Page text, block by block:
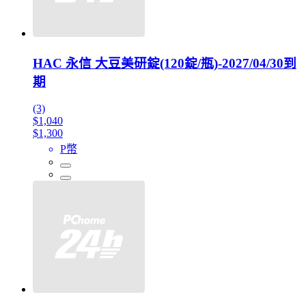
HAC 永信 大豆美研錠(120錠/瓶)-2027/04/30到
期
(3)
$1,040
$1,300
P幣